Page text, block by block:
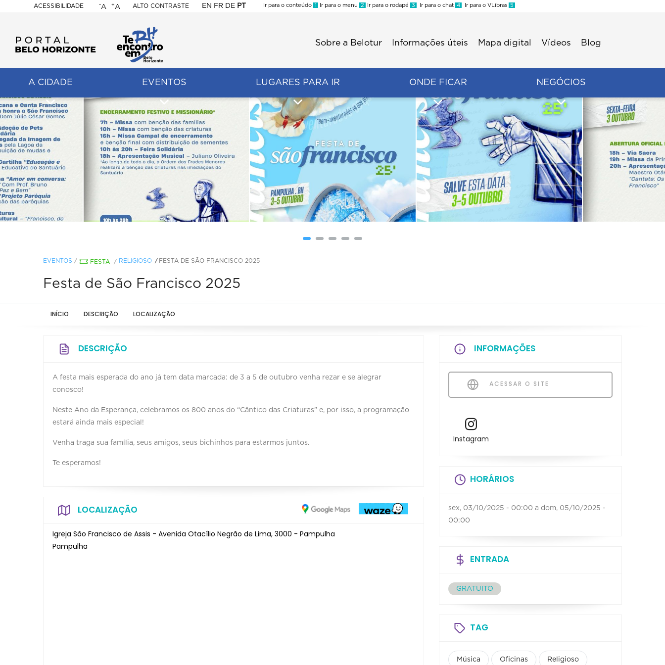
ACESSIBILIDADE
BELO
HORIZONTE
-A +A ALTO CONTRASTE EN FR DE PT
Ir para o conteúdo 1 Ir para o menu 2 Ir para o rodapé 3 Ir para o chat 4 Ir para o VLibras 5
Sobre a Belotur Informações úteis Mapa digital Vídeos Blog
A CIDADE EVENTOS LUGARES PARA IR ONDE FICAR NEGÓCIOS
EVENTOS / FESTA / RELIGIOSO FESTA DE SÃO FRANCISCO 2025
Festa de São Francisco 2025
INÍCIO DESCRIÇÃO LOCALIZAÇÃO
DESCRIÇÃO
A festa mais esperada do ano já tem data marcada: de 3 a 5 de outubro venha rezar e se alegrar
conosco!
Neste Ano da Esperança, celebramos os 800 anos do “Cântico das Criaturas” e, por isso, a programação
estará ainda mais especial!
Venha traga sua família, seus amigos, seus bichinhos para estarmos juntos.
Te esperamos!
LOCALIZAÇÃO
Igreja São Francisco de Assis - Avenida Otacílio Negrão de Lima, 3000 - Pampulha
Pampulha
INFORMAÇÕES
ACESSAR O SITE
Instagram
HORÁRIOS
sex, 03/10/2025 - 00:00 a dom, 05/10/2025 -
00:00
ENTRADA
GRATUITO
TAG
Música Oficinas Religioso